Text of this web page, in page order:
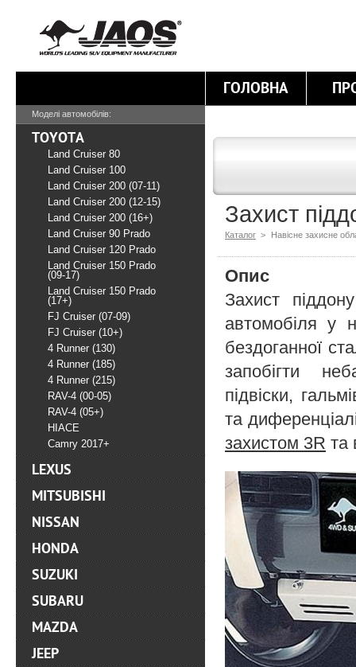
ГОЛОВНА
Захист
Каталог > Навісне захисне
Опис
Захист
автомобіля у
бездоганної
запобігти
підвіски,
та
захистом 3R та
Моделі автомобілів:
TOYOTA
Land Cruiser 80
Land Cruiser 100
Land Cruiser 200 (07-11)
Land Cruiser 200 (12-15)
Land Cruiser 200 (16+)
Land Cruiser 90 Prado
Land Cruiser 120 Prado
Land Cruiser 150 Prado
(09-17)
Land Cruiser 150 Prado
(17+)
FJ Cruiser (07-09)
FJ Cruiser (10+)
4 Runner (130)
4 Runner (185)
4 Runner (215)
RAV-4 (00-05)
RAV-4 (05+)
HIACE
Camry 2017+
LEXUS
MITSUBISHI
NISSAN
HONDA
SUZUKI
SUBARU
MAZDA
JEEP